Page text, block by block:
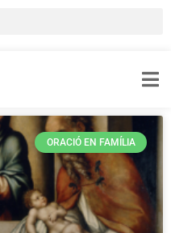
ORACIÓ EN FAMÍLIA